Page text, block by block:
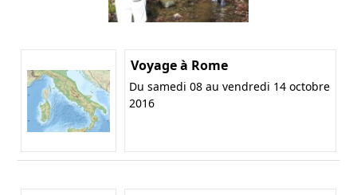
Voyage à Rome
Du samedi 08 au vendredi 14 octobre
2016